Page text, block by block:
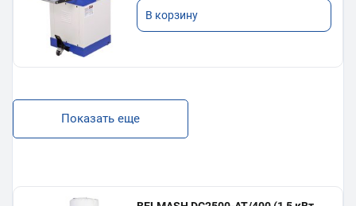
В корзину
Показать еще